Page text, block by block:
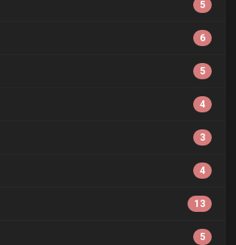
5
6
5
4
3
4
13
5